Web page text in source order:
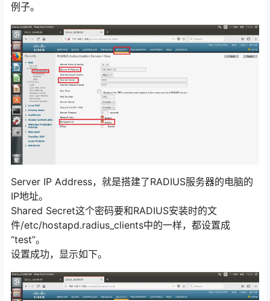
例子。
Server IP Address，就是搭建了RADIUS服务器的电脑的
IP地址。
Shared Secret这个密码要和RADIUS安装时的文
件/etc/hostapd.radius_clients中的一样，都设置成
“test”。
设置成功，显示如下。